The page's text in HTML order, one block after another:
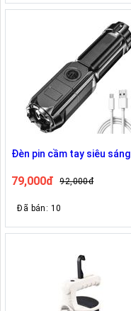
Đèn pin cầm tay siêu sáng
79,000đ 92,000đ
Đã bán: 10